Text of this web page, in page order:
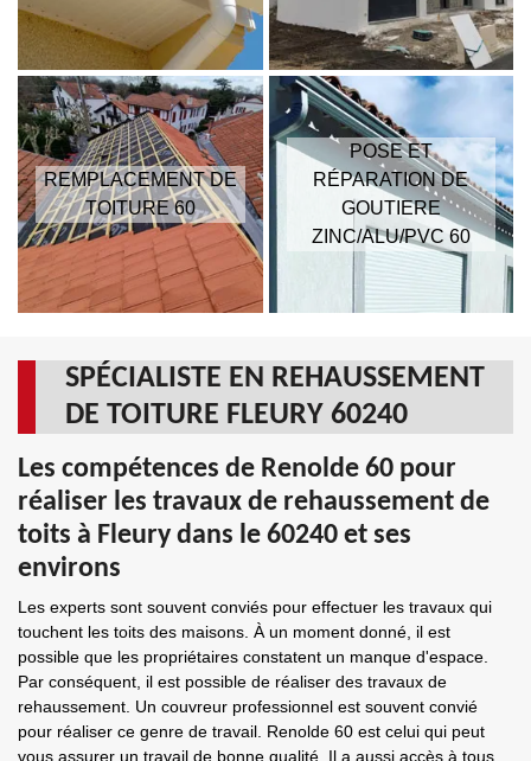
REMPLACEMENT DE
TOITURE 60
POSE ET
RÉPARATION DE
GOUTIERE
ZINC/ALU/PVC 60
SPÉCIALISTE EN REHAUSSEMENT
DE TOITURE FLEURY 60240
Les compétences de Renolde 60 pour
réaliser les travaux de rehaussement de
toits à Fleury dans le 60240 et ses
environs
Les experts sont souvent conviés pour effectuer les travaux qui
touchent les toits des maisons. À un moment donné, il est
possible que les propriétaires constatent un manque d'espace.
Par conséquent, il est possible de réaliser des travaux de
rehaussement. Un couvreur professionnel est souvent convié
pour réaliser ce genre de travail. Renolde 60 est celui qui peut
vous assurer un travail de bonne qualité. Il a aussi accès à tous